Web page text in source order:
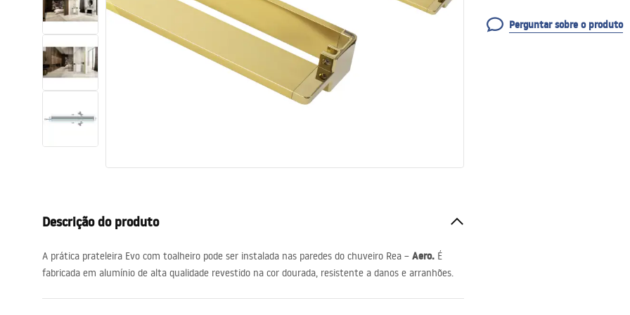
Lava-louças e lavatórios de casa
de banho
Cabinas de duche de casa de
banho
Chuveiros de casa de banho
Acessórios de casa de banho,
acessórios de casa de banho
Perguntar sobre o produto
Descrição do produto
A prática prateleira Evo com toalheiro pode ser instalada nas paredes do chuveiro Rea – Aero. É
fabricada em alumínio de alta qualidade revestido na cor dourada, resistente a danos e arranhões.